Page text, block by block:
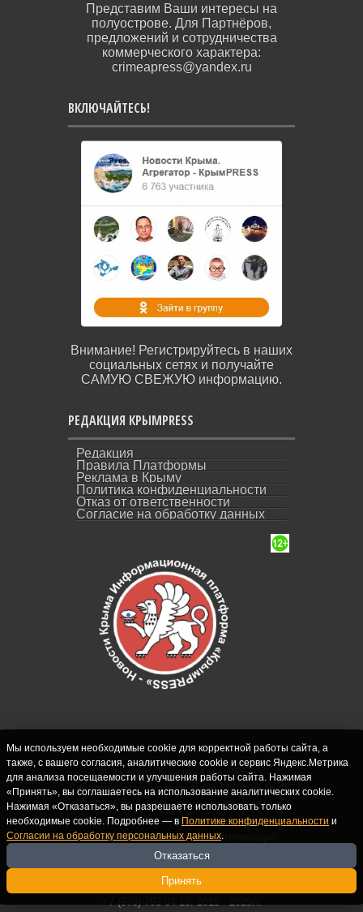
Представим Ваши интересы на
полуострове. Для Партнёров,
предложений и сотрудничества
коммерческого характера:
crimeapress@yandex.ru
ВКЛЮЧАЙТЕСЬ!
Внимание! Регистрируйтесь в наших
социальных сетях и получайте
САМУЮ СВЕЖУЮ информацию.
РЕДАКЦИЯ КРЫМPRESS
Редакция
Правила Платформы
Реклама в Крыму
Политика конфиденциальности
Отказ от ответственности
Согласие на обработку данных
СИ "Новости Крыма - КрымPRESS".
Свидетельство о регистрации СМИ ЭЛ № ФС
77-62916 выдано Федеральной службой по
надзору в сфере связи, информационных
технологий и массовых коммуникаций
(Роскомнадзор) 10.09.2015. Учредитель и
главный редактор: Крутских С.М. Почта:
crimearfinfo@yandex.ru. Телефон Редакции:
+7 (978) 793 04 13. 2015 - 2025гг.
Мы используем необходимые cookie для корректной работы сайта, а
также, с вашего согласия, аналитические cookie и сервис Яндекс.Метрика
для анализа посещаемости и улучшения работы сайта. Нажимая
«Принять», вы соглашаетесь на использование аналитических cookie.
Нажимая «Отказаться», вы разрешаете использовать только
необходимые cookie. Подробнее — в Политике конфиденциальности и
Согласии на обработку персональных данных.
Отказаться
Принять